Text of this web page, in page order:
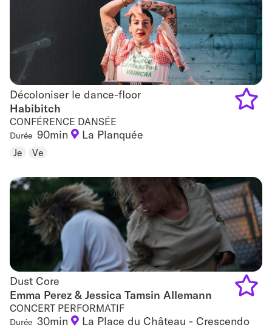
Décoloniser le dance-floor
Décoloniser le dance-floor
Habibitch
CONFÉRENCE DANSÉE
Durée 90min La Planquée
Je Ve
Dust Core
Dust Core
Emma Perez & Jessica Tamsin Allemann
CONCERT PERFORMATIF
Durée 30min La Place du Château - Crescendo